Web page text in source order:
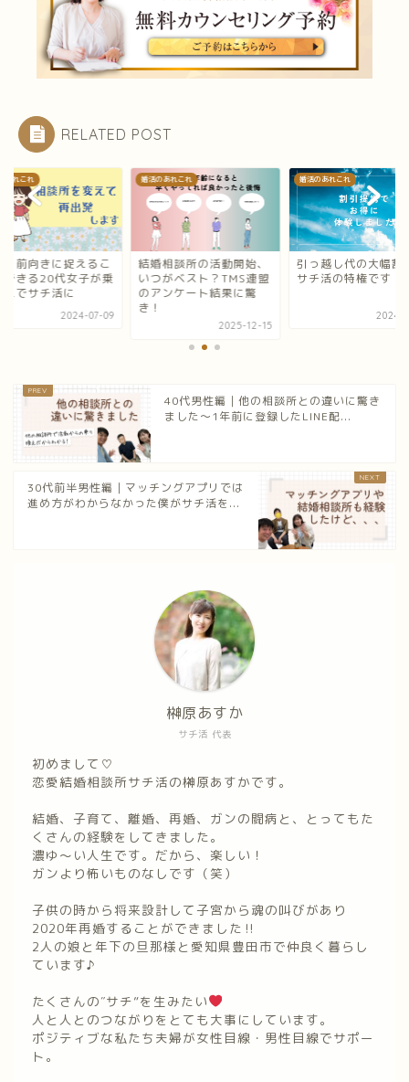
RELATED POST
あれこれ
相談所の活動開始、
がベスト？TMS連盟
ケート結果に驚
婚活のあれこれ
引っ越し代の大幅割引は
サチ活の特権です！！
婚活のあれこれ
物事を前向きに捉え
とのできる20代女子
2024-
40代男性編｜他の相談所との違いに驚き
ました〜1年前に登録したLINE配...
30代前半男性編｜マッチングアプリでは
進め方がわからなかった僕がサチ活を...
サチ活 代表
榊原あすか
初めまして♡
恋愛結婚相談所サチ活の榊原あすかです。
結婚、子育て、離婚、再婚、ガンの闘病と、とってもた
くさんの経験をしてきました。
濃ゆ〜い人生です。だから、楽しい！
ガンより怖いものなしです（笑）
子供の時から将来設計して子宮から魂の叫びがあり
2020年再婚することができました‼︎
2人の娘と年下の旦那様と愛知県豊田市で仲良く暮らし
ています♪
たくさんの″サチ”を生みたい
人と人とのつながりをとても大事にしています。
ポジティブな私たち夫婦が女性目線・男性目線でサポー
ト。